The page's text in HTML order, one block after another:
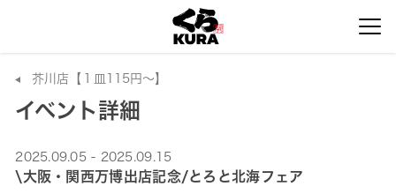
芥川店【１皿115円～】
イベント詳細
2025.09.05 - 2025.09.15
\大阪・関西万博出店記念/とろと北海フェア